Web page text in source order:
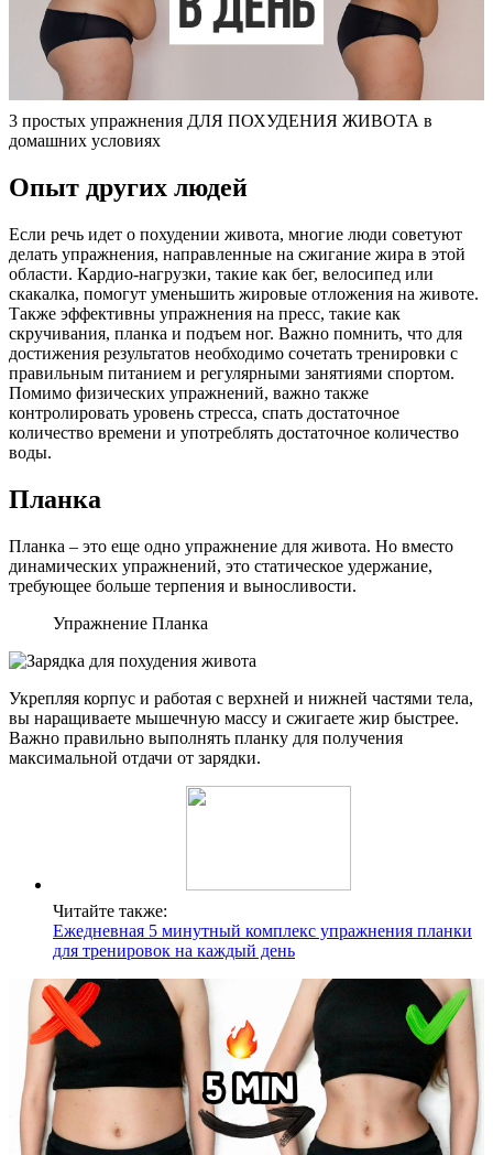
3 простых упражнения ДЛЯ ПОХУДЕНИЯ ЖИВОТА в
домашних условиях
Опыт других людей
Если речь идет о похудении живота, многие люди советуют
делать упражнения, направленные на сжигание жира в этой
области. Кардио-нагрузки, такие как бег, велосипед или
скакалка, помогут уменьшить жировые отложения на животе.
Также эффективны упражнения на пресс, такие как
скручивания, планка и подъем ног. Важно помнить, что для
достижения результатов необходимо сочетать тренировки с
правильным питанием и регулярными занятиями спортом.
Помимо физических упражнений, важно также
контролировать уровень стресса, спать достаточное
количество времени и употреблять достаточное количество
воды.
Планка
Планка – это еще одно упражнение для живота. Но вместо
динамических упражнений, это статическое удержание,
требующее больше терпения и выносливости.
Упражнение Планка
Укрепляя корпус и работая с верхней и нижней частями тела,
вы наращиваете мышечную массу и сжигаете жир быстрее.
Важно правильно выполнять планку для получения
максимальной отдачи от зарядки.
Читайте также:
Ежедневная 5 минутный комплекс упражнения планки
для тренировок на каждый день